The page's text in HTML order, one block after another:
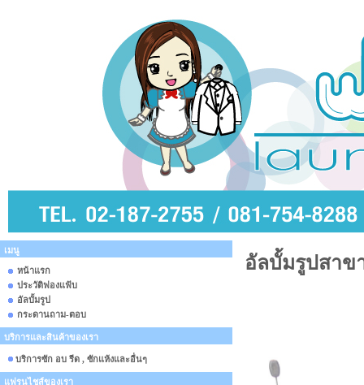
เมนู
หน้าแรก
ประวัติฟองแฟ้บ
อัลบั้มรูป
กระดานถาม-ตอบ
บริการและสินค้าของเรา
บริการซัก อบ รีด , ซักแห้งและอื่นๆ
แฟรนไชส์ของเรา
อัลบั้มรูปสาข